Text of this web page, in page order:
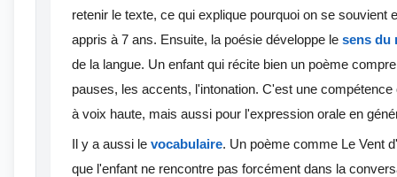
retenir le texte, ce qui explique pourquoi on se souvient
appris à 7 ans. Ensuite, la poésie développe le sens du
de la langue. Un enfant qui récite bien un poème
pauses, les accents, l'intonation. C'est une
à voix haute, mais aussi pour l'expression orale en
Il y a aussi le vocabulaire. Un poème comme Le Vent
que l'enfant ne rencontre pas forcément dans la